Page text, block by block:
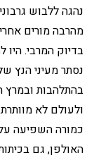
נהגה ללבוש
מהרבה מורים
בדיוק המרבי.
נסתר מעיני הנץ
בהתלהבות ובמרץ
ולעולם לא
כמורה השפיעה על
האולפן, גם